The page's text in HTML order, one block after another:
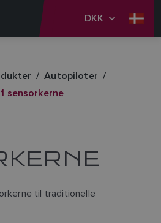
DKK
Autopiloter
sensorkerne
til traditionelle